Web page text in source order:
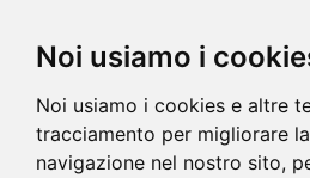
Noi usiamo i
Noi usiamo i cookies e altre
tracciamento per migliorare
navigazione nel nostro sito,